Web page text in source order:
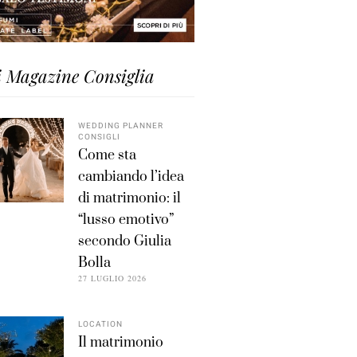
Magazine Consiglia
WEDDING PLANNER
CONSIGLI
Come sta
cambiando l’idea
di matrimonio: il
“lusso emotivo”
secondo Giulia
Bolla
27 LUGLIO 2026
LOCATION
Il matrimonio